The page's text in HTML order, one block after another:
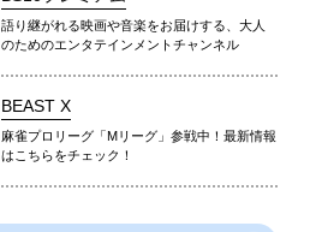
語り継がれる映画や音楽をお届けする、大人
のためのエンタテインメントチャンネル
BEAST X
麻雀プロリーグ「Mリーグ」参戦中！最新情報
はこちらをチェック！